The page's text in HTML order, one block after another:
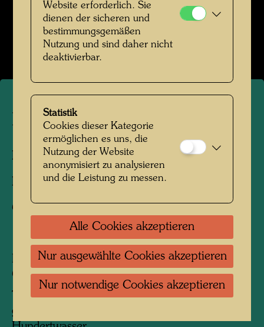
Familienfotos
Bildergalerie öffnen
Elsa Stowasser
Personen am Foto:Elsa Stowasser
Fotograf:Unbekannt Unknown
Copyright:
Elsa Stowasser, geb. Scheuer, geb. am 24.
Oktober 1894, gest. 4. September 1972
Tochter des Isaias Scheuer und der Jeannette,
geb. Altmann, Mutter von Friedensreich
Website erforderlich. Sie
dienen der sicheren und
bestimmungsgemäßen
Nutzung und sind daher nicht
deaktivierbar.
Statistik
Cookies dieser Kategorie
ermöglichen es uns, die
Nutzung der Website
anonymisiert zu analysieren
und die Leistung zu messen.
Alle Cookies akzeptieren
Nur ausgewählte Cookies akzeptieren
Nur notwendige Cookies akzeptieren